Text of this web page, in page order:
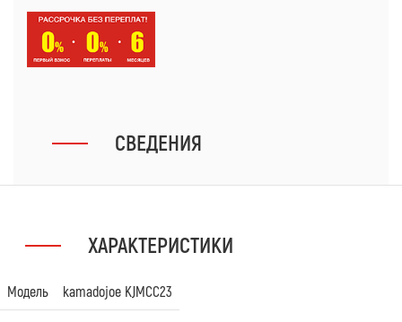
СВЕДЕНИЯ
ХАРАКТЕРИСТИКИ
Модель kamadojoe KJMCC23